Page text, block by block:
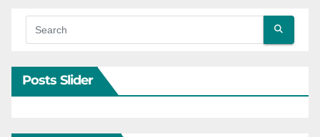
Posts Slider